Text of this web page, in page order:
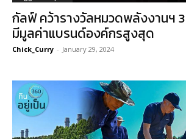
กัลฟ์ คว้ารางวัลหมวดพลังงานฯ
มีมูลค่าแบรนด์องค์กรสูงสุด
Chick_Curry - January 29, 2024